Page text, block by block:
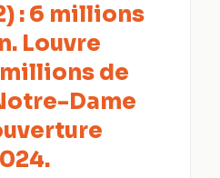
: 6 millions
Louvre
millions de
Dame